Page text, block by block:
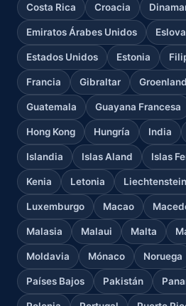
Costa Rica Croacia
Emiratos Árabes Unidos
Estados Unidos Estonia
Francia Gibraltar
Guatemala Guayana Francesa
Hong Kong Hungría India
Islandia Islas Aland Islas
Kenia Letonia Liechtenstein
Luxemburgo Macao
Malasia Malaui Malta
Moldavia Mónaco Noruega
Países Bajos Pakistán